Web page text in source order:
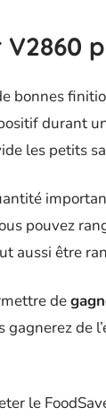
bonnes
durant
les petits
pouvez
aussi être
de
de
le